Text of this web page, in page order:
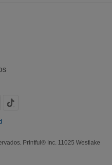
Printful® Inc. 11025 Westlake